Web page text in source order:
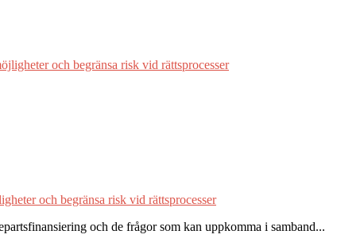
och begränsa risk vid rättsprocesser
och de frågor som kan uppkomma i samband...